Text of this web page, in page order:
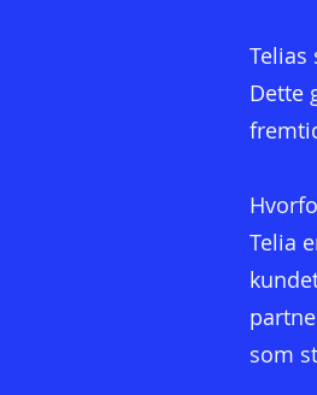
Dette
Telia
som